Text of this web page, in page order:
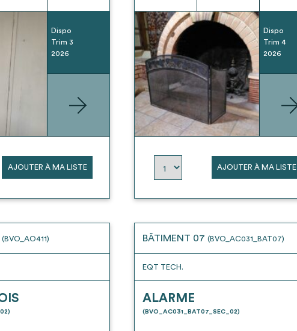
Dispo
Trim 3
2026
AJOUTER À MA LISTE
Dispo
Trim 4
2026
AJOUTER À MA LISTE
(BVO_AO411) BÂTIMENT 07 (BVO_AC031_BAT07)
EQT TECH.
ALARME
(BVO_AC031_BAT07_SEC_02)